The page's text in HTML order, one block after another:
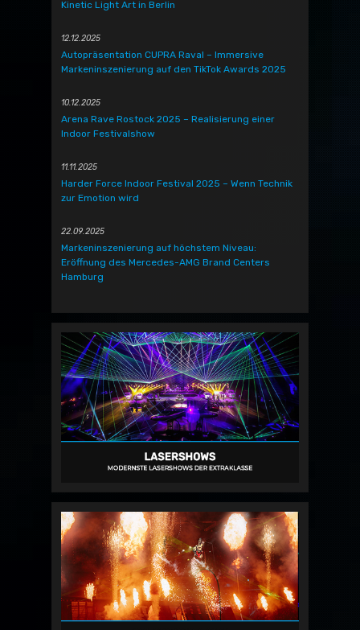
Kinetic Light Art in Berlin
12.12.2025
Autopräsentation CUPRA Raval – Immersive
Markeninszenierung auf den TikTok Awards 2025
10.12.2025
Arena Rave Rostock 2025 – Realisierung einer
Indoor Festivalshow
11.11.2025
Harder Force Indoor Festival 2025 – Wenn Technik
zur Emotion wird
22.09.2025
Markeninszenierung auf höchstem Niveau:
Eröffnung des Mercedes-AMG Brand Centers
Hamburg